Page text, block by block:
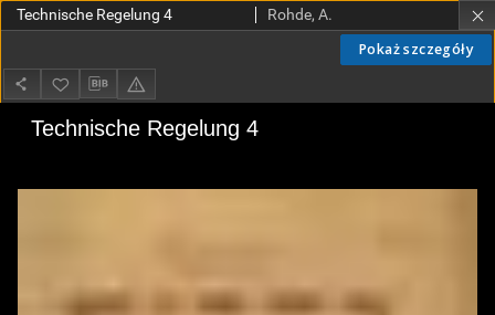
Pokaż szczegóły
Technische Regelung 4 Rohde, A.